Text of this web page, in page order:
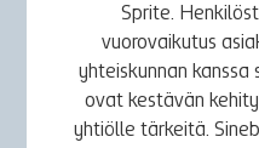
Sprite.
vuorovaikutus
yhteiskunnan
ovat kestävän
yhtiölle tärkeitä.